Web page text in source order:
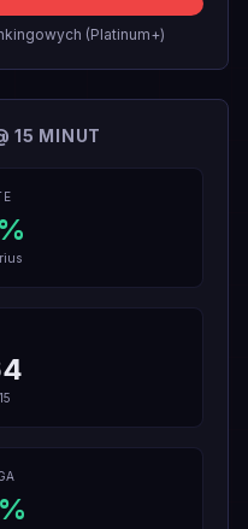
(Platinum+)
15 MINUT
%
%